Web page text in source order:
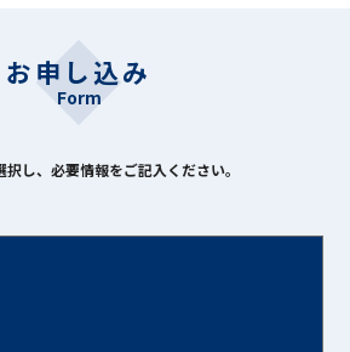
お申し込み
Form
し、必要情報をご記入ください。